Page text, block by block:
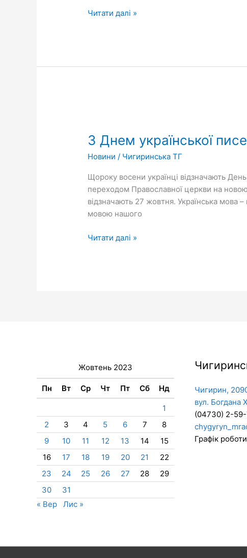
Читати далі »
З Днем української
Новини / Чигиринська ТГ
Щороку восени українці відзначають
переходом Православної церкви на
відзначають 27 жовтня. Українська мова
мовою нашого
української
писемності
та
мови!
Читати далі »
Жовтень 2023
Пн Вт Ср Чт Пт Сб Нд
1
2
3 4 5 6 7
8
9
10 11 12 13 14
15
16
17 18 19 20 21
22
23
24 25 26 27 28
29
30
31
« Вер
Лис »
Чигирин,
вул. Богдана
(04730) 2-
Графік